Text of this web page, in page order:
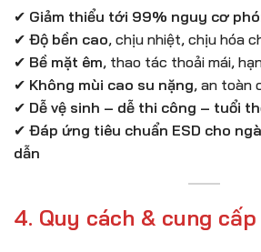
✔ Giảm thiểu tới 99% nguy cơ
✔ Độ bền cao, chịu nhiệt, chịu hóa
✔ Bề mặt êm, thao tác thoải mái,
✔ Không mùi cao su nặng, an toàn
✔ Dễ vệ sinh – dễ thi công – tuổi
✔ Đáp ứng tiêu chuẩn ESD cho
dẫn
4. Quy cách & cung cấp